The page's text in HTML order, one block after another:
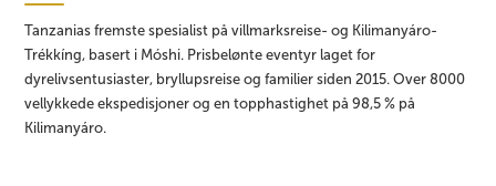
Tanzanias fremste spesialist på villmarksreise- og Kilimanyáro-
Trékkíng, basert i Móshi. Prisbelønte eventyr laget for
dyrelivsentusiaster, bryllupsreise og familier siden 2015. Over 8000
vellykkede ekspedisjoner og en topphastighet på 98,5 % på
Kilimanyáro.